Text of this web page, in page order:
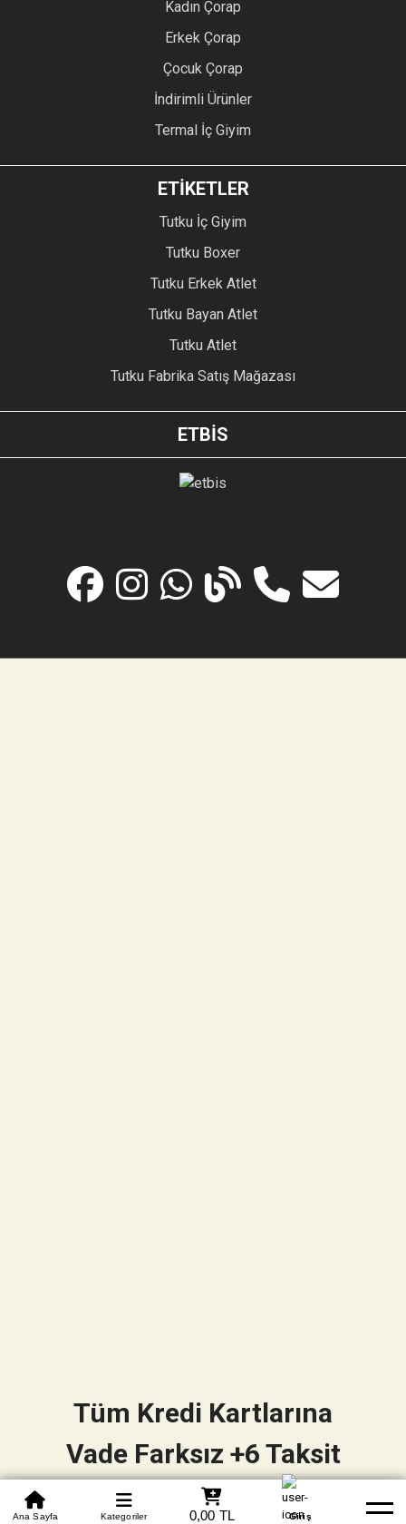
0850 305 09 70
Beden Tablosu Banka Hesapları Whatsapp Yardım
Ana Sayfa Kategoriler 0,00 TL Giriş
Kadın Çorap
Erkek Çorap
Çocuk Çorap
İndirimli Ürünler
Termal İç Giyim
ETİKETLER
Tutku İç Giyim
Tutku Boxer
Tutku Erkek Atlet
Tutku Bayan Atlet
Tutku Atlet
Tutku Fabrika Satış Mağazası
ETBİS
Tüm Kredi Kartlarına
Vade Farksız +6 Taksit